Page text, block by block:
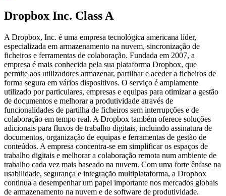
Dropbox Inc. Class A
A Dropbox, Inc. é uma empresa tecnológica americana líder,
especializada em armazenamento na nuvem, sincronização de
ficheiros e ferramentas de colaboração. Fundada em 2007, a
empresa é mais conhecida pela sua plataforma Dropbox, que
permite aos utilizadores armazenar, partilhar e aceder a ficheiros de
forma segura em vários dispositivos. O serviço é amplamente
utilizado por particulares, empresas e equipas para otimizar a gestão
de documentos e melhorar a produtividade através de
funcionalidades de partilha de ficheiros sem interrupções e de
colaboração em tempo real. A Dropbox também oferece soluções
adicionais para fluxos de trabalho digitais, incluindo assinatura de
documentos, organização de equipas e ferramentas de gestão de
conteúdos. A empresa concentra-se em simplificar os espaços de
trabalho digitais e melhorar a colaboração remota num ambiente de
trabalho cada vez mais baseado na nuvem. Com uma forte ênfase na
usabilidade, segurança e integração multiplataforma, a Dropbox
continua a desempenhar um papel importante nos mercados globais
de armazenamento na nuvem e de software de produtividade.